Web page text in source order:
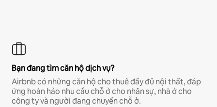
Bạn đang tìm căn hộ dịch vụ?
Airbnb có những căn hộ cho thuê đầy đủ nội thất, đáp
ứng hoàn hảo nhu cầu chỗ ở cho nhân sự, nhà ở cho
công ty và người đang chuyển chỗ ở.